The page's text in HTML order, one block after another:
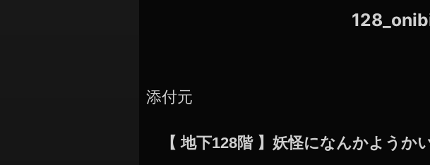
添付元
【 地下128階 】妖怪になんかようか